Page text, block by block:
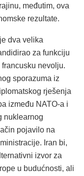
međutim, ova
rezultate.
dva velika
za funkciju
nevolju.
sporazuma iz
rješenja
između NATO-a i
nuklearnog
pojavilo na
Iran bi,
izvor za
u budućnosti, ali